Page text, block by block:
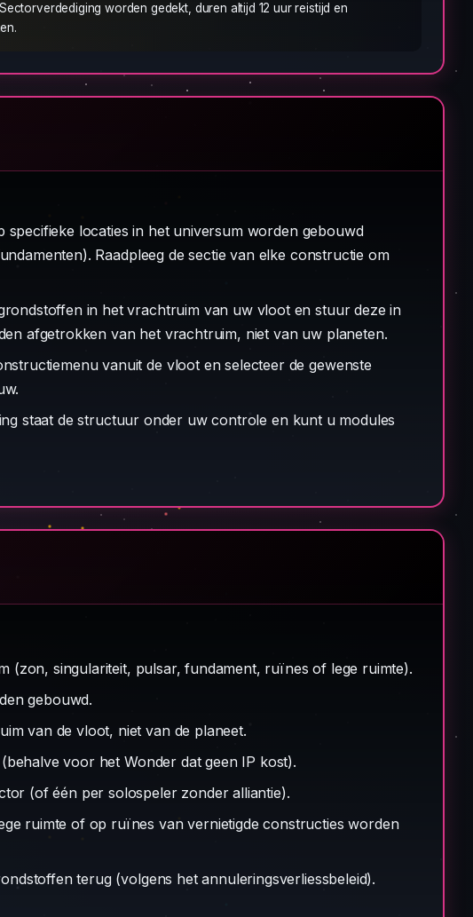
worden gedekt, duren altijd 12 uur reistijd en
specifieke locaties in het universum worden gebouwd
Raadpleeg de sectie van elke constructie om
in het vrachtruim van uw vloot en stuur deze in
afgetrokken van het vrachtruim, niet van uw planeten.
vanuit de vloot en selecteer de gewenste
staat de structuur onder uw controle en kunt u modules
(zon, singulariteit, pulsar, fundament, ruïnes of lege ruimte).
gebouwd.
van de vloot, niet van de planeet.
voor het Wonder dat geen IP kost).
(of één per solospeler zonder alliantie).
ruimte of op ruïnes van vernietigde constructies worden
terug (volgens het annuleringsverliessbeleid).